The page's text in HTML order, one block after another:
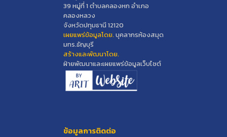
39 หมู่ที่ 1 ตำบลคลองหก อำเภอ
คลองหลวง
จังหวัดปทุมธานี 12120
เผยแพร่ข้อมูลโดย.บุคลากรห้องสมุด
มทร.ธัญบุรี
สร้างและพัฒนาโดย.
ฝ่ายพัฒนาและเผยแพร่ข้อมูลเว็บไซต์
ข้อมูลการติดต่อ